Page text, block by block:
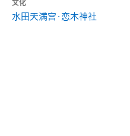
文化
水田天满宫·恋木神社